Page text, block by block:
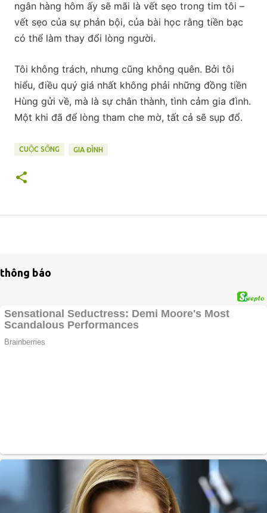
ngân hàng hôm ấy sẽ mãi là vết sẹo trong tim tôi –
vết sẹo của sự phản bội, của bài học rằng tiền bạc
có thể làm thay đổi lòng người.
Tôi không trách, nhưng cũng không quên. Bởi tôi
hiểu, điều quý giá nhất không phải những đồng tiền
Hùng gửi về, mà là sự chân thành, tình cảm gia đình.
Một khi đã để lòng tham che mờ, tất cả sẽ sụp đổ.
CUỘC SỐNG GIA ĐÌNH
thông báo